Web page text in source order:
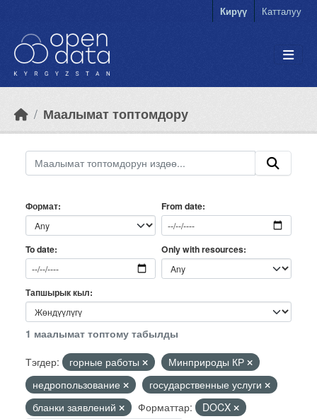
Кирүү Катталуу
Маалымат топтомдору
Формат From date
To date Only with resources
Тапшырык кыл
1 маалымат топтому табылды
Тэгдер:
горные работы
Минприроды КР
недропользование
государственные услуги
бланки заявлений
Форматтар:
DOCX